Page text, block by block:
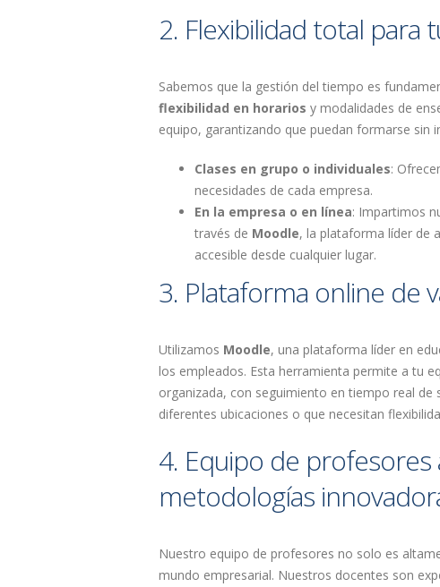
2. Flexibilidad total para
Sabemos que la gestión del tiempo es
flexibilidad en horarios y modalidades de
equipo, garantizando que puedan formarse sin
Clases en grupo o individuales:
necesidades de cada empresa.
En la empresa o en línea: Impartimos
través de Moodle, la plataforma líder de
accesible desde cualquier lugar.
3. Plataforma online de
Utilizamos Moodle, una plataforma líder en
los empleados. Esta herramienta permite a tu
organizada, con seguimiento en tiempo real de
diferentes ubicaciones o que necesitan
4. Equipo de
metodologías
Nuestro equipo de profesores no solo es
mundo empresarial. Nuestros docentes son